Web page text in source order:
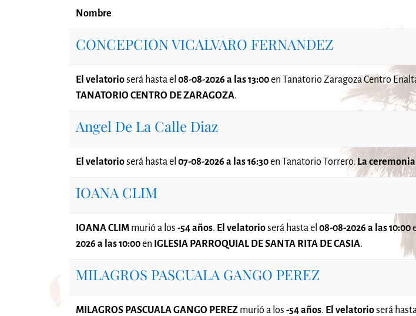
Nombre
CONCEPCION VICALVARO FERNANDEZ
El velatorioserá hasta el 08-08-2026 a las 13:00en Tanatorio Zaragoza Centro
TANATORIO CENTRO DE ZARAGOZA.
Angel De La Calle Diaz
El velatorioserá hasta el 07-08-2026 a las 16:30en Tanatorio Torrero.La ceremonia
IOANA CLIM
IOANA CLIM murió a los -54 años. El velatorioserá hasta el 08-08-2026 a las 10:00
2026 a las 10:00en IGLESIA PARROQUIAL DE SANTA RITA DE CASIA.
MILAGROS PASCUALA GANGO PEREZ
MILAGROS PASCUALA GANGO PEREZ murió a los -54 años. El velatorioserá